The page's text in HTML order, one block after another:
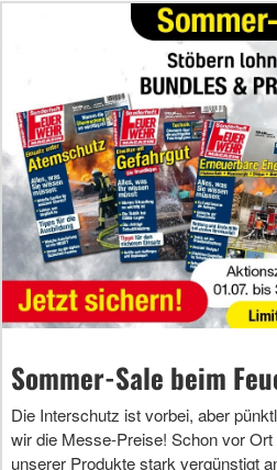
Sommer-Sale beim
Die Interschutz ist vorbei, aber
wir die Messe-Preise! Schon vor
unserer Produkte stark vergünstigt